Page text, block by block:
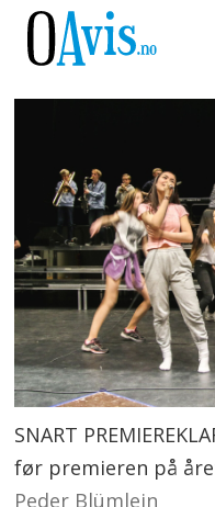
SNART
før premieren på
Peder Blümlein